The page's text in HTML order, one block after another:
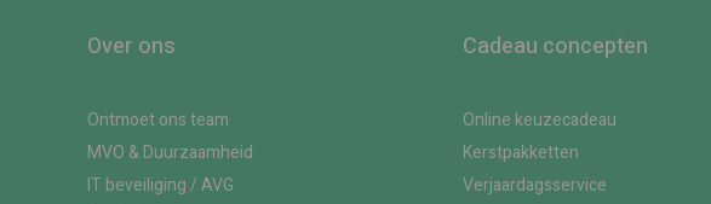
Over ons
Ontmoet ons team
MVO & Duurzaamheid
IT beveiliging / AVG
Cadeau concepten
Online keuzecadeau
Kerstpakketten
Verjaardagsservice